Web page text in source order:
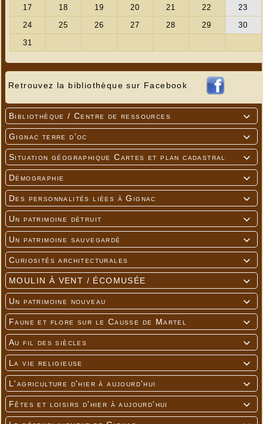
Retrouvez la bibliothèque sur Facebook

Bibliothèque / Centre de ressources

Gignac terre d'oc

Situation géographique Cartes et plan cadastral

Démographie

Des personnalités liées à Gignac

Un patrimoine détruit

Un patrimoine sauvegardé

Curiosités architecturales

MOULIN À VENT / ÉCOMUSÉE

Un patrimoine nouveau

Faune et flore sur le Causse de Martel

Au fil des siècles

La vie religieuse

L'agriculture d'hier à aujourd'hui

Fêtes et loisirs d'hier à aujourd'hui